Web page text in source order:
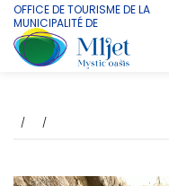
OFFICE DE TOURISME DE LA
MUNICIPALITÉ DE